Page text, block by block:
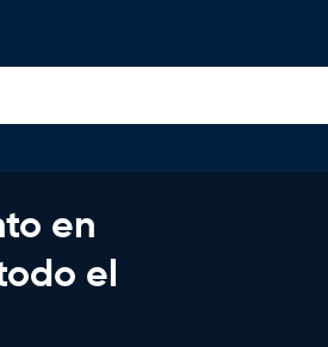
en
el